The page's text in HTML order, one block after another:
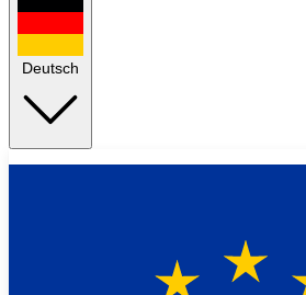
Deutsch